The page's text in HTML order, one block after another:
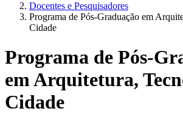
Docentes e Pesquisadores
Programa de Pós-Graduação em
Cidade
Programa de Pós-
em Arquitetura,
Cidade